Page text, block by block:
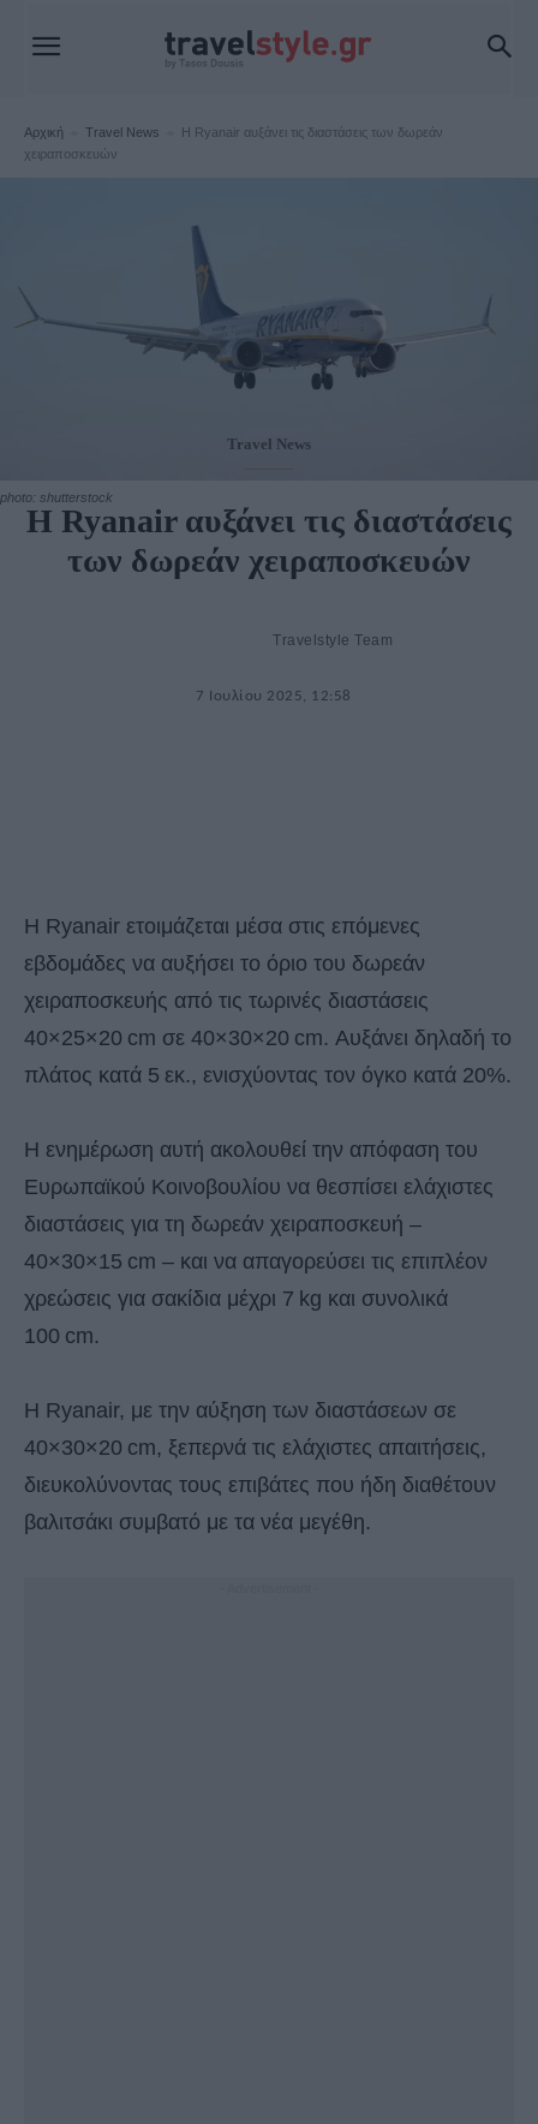
Αρχική Travel News
Η Ryanair αυξάνει τις διαστάσεις των δωρεάν
χειραποσκευών
photo: shutterstock
Travel News
Η Ryanair αυξάνει τις διαστάσεις
των δωρεάν χειραποσκευών
Travelstyle Team
7 Ιουλίου 2025, 12:58
Η Ryanair ετοιμάζεται μέσα στις επόμενες
εβδομάδες να αυξήσει το όριο του δωρεάν
χειραποσκευής από τις τωρινές διαστάσεις
40×25×20 cm σε 40×30×20 cm. Αυξάνει δηλαδή το
πλάτος κατά 5 εκ., ενισχύοντας τον όγκο κατά 20%.
Η ενημέρωση αυτή ακολουθεί την απόφαση του
Ευρωπαϊκού Κοινοβουλίου να θεσπίσει ελάχιστες
διαστάσεις για τη δωρεάν χειραποσκευή –
40×30×15 cm – και να απαγορεύσει τις επιπλέον
χρεώσεις για σακίδια μέχρι 7 kg και συνολικά
100 cm.
Η Ryanair, με την αύξηση των διαστάσεων σε
40×30×20 cm, ξεπερνά τις ελάχιστες απαιτήσεις,
διευκολύνοντας τους επιβάτες που ήδη διαθέτουν
βαλιτσάκι συμβατό με τα νέα μεγέθη.